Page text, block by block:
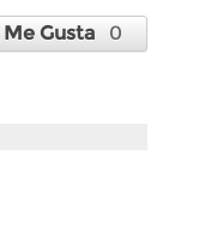
Me Gusta 0